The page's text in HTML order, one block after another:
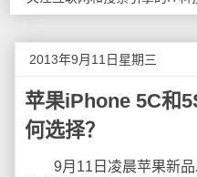
2013年9月11日星期三
苹果iPhone 5C和
何选择？
9月11日凌晨苹果新品